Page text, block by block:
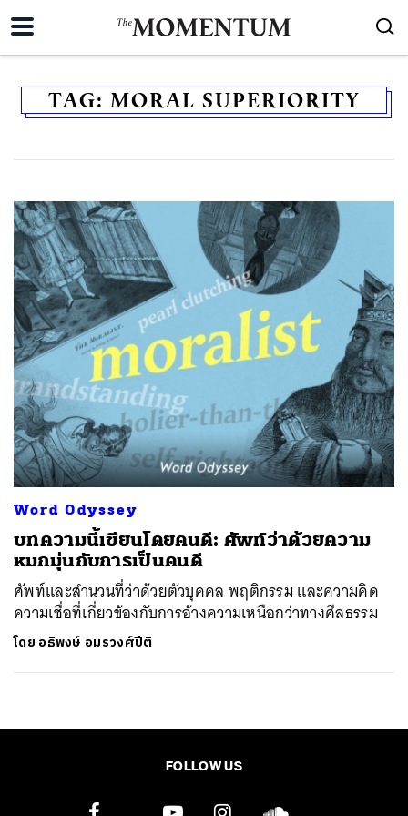
TAG: MORAL SUPERIORITY
Word Odyssey
บทความนี้เขียนโดยคนดี: ศัพท์ว่าด้วยความ
หมกมุ่นกับการเป็นคนดี
ศัพท์และสำนวนที่ว่าด้วยตัวบุคคล พฤติกรรม และความคิด
ความเชื่อที่เกี่ยวข้องกับการอ้างความเหนือกว่าทางศีลธรรม
โดย อธิพงษ์ อมรวงศ์ปีติ
FOLLOW US
ค้นหา
SHARE TWEET LINE EMAIL